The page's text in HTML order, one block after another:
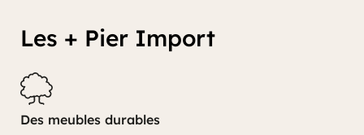
Les + Pier Import
Des meubles durables